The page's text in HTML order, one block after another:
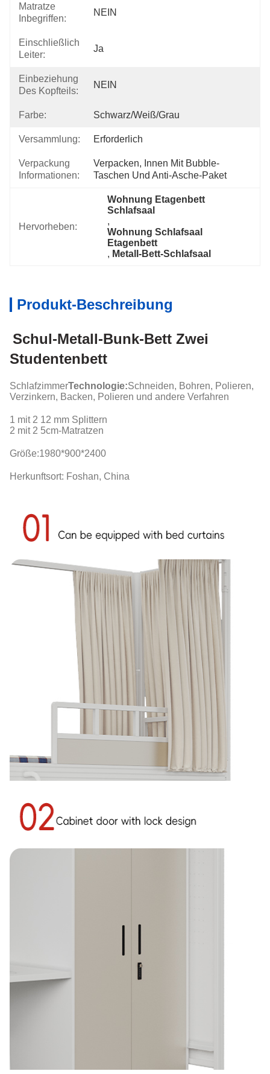
Matratze
Inbegriffen:
NEIN
Einschließlich
Leiter:
Ja
Einbeziehung
Des Kopfteils:
NEIN
Farbe: Schwarz/Weiß/Grau
Versammlung: Erforderlich
Verpackung
Informationen:
Verpacken, Innen Mit Bubble-
Taschen Und Anti-Asche-Paket
Hervorheben:
Wohnung Etagenbett
Schlafsaal
,
Wohnung Schlafsaal
Etagenbett
, Metall-Bett-Schlafsaal
Produkt-Beschreibung
Schul-Metall-Bunk-Bett Zwei
Studentenbett
SchlafzimmerTechnologie:Schneiden, Bohren, Polieren,
Verzinkern, Backen, Polieren und andere Verfahren
1 mit 2 12 mm Splittern
2 mit 2 5cm-Matratzen
Größe:1980*900*2400
Herkunftsort: Foshan, China